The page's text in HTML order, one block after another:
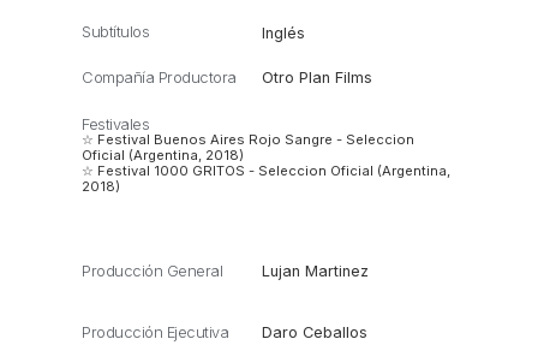
Subtítulos Inglés
Compañía Productora Otro Plan Films
Festivales
☆ Festival Buenos Aires Rojo Sangre - Seleccion
Oficial (Argentina, 2018)
☆ Festival 1000 GRITOS - Seleccion Oficial (Argentina,
2018)
Producción General Lujan Martinez
Producción Ejecutiva Daro Ceballos